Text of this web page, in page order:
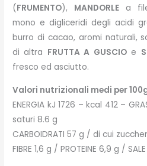
(FRUMENTO), MANDORLE a
mono e digliceridi degli acidi
burro di cacao, aromi naturali,
di altra FRUTTA A GUSCIOe
fresco ed asciutto.
Valori nutrizionali medi per
ENERGIA kJ 1726 – kcal 412 –
saturi 8.6 g
CARBOIDRATI 57 g / di cui
FIBRE 1,6 g / PROTEINE 6,9 g /